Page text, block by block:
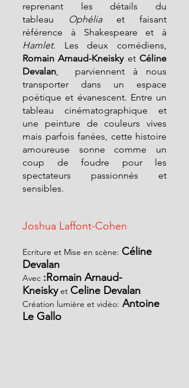
reprenant les détails du
tableau Ophélia et faisant
Hamlet.
Romain Arnaud-Kneisky et Céline
Devalan,  parviennent à nous
transporter dans un espace
poétique et évanescent. Entre un
tableau cinématographique et
une peinture de couleurs vives
mais parfois fanées, cette histoire
amoureuse sonne comme un
coup de foudre pour les
spectateurs passionnés et
sensibles.
Joshua Laffont-Cohen
Ecriture et Mise en scène: Céline
Devalan
Avec :Romain Arnaud-
Kneisky et Celine Devalan
Création lumière et vidéo: Antoine
Le Gallo